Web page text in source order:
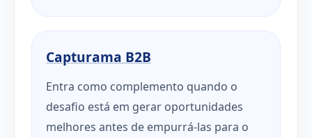
Capturama B2B
Entra como complemento quando o
desafio está em gerar oportunidades
melhores antes de empurrá-las para o